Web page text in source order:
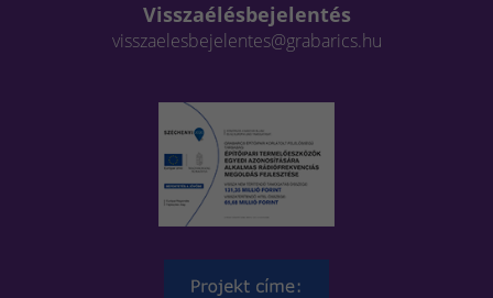
Visszaélésbejelentés
visszaelesbejelentes@grabarics.hu